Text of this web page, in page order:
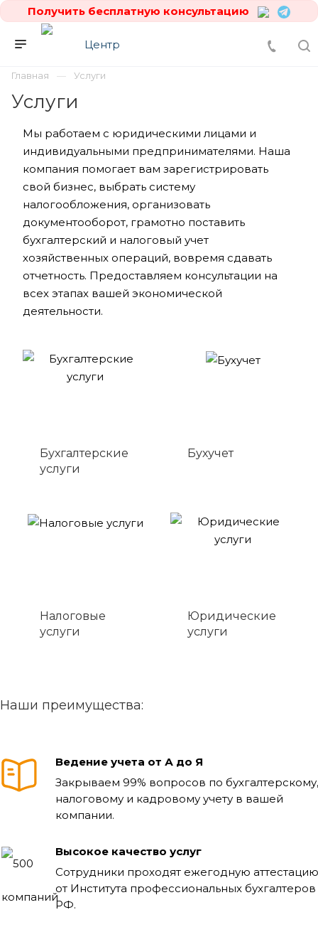
Получить бесплатную консультацию
Главная Услуги
Услуги
Мы работаем с юридическими лицами и
индивидуальными предпринимателями. Наша
компания помогает вам зарегистрировать
свой бизнес, выбрать систему
налогообложения, организовать
документооборот, грамотно поставить
бухгалтерский и налоговый учет
хозяйственных операций, вовремя сдавать
отчетность. Предоставляем консультации на
всех этапах вашей экономической
деятельности.
Бухгалтерские
услуги
Бухучет
Налоговые
услуги
Юридические
услуги
Наши преимущества:
Ведение учета от А до Я
Закрываем 99% вопросов по бухгалтерскому,
налоговому и кадровому учету в вашей
компании.
Высокое качество услуг
Сотрудники проходят ежегодную аттестацию
от Института профессиональных бухгалтеров
РФ.